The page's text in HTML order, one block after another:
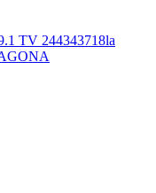
TV 244343718la